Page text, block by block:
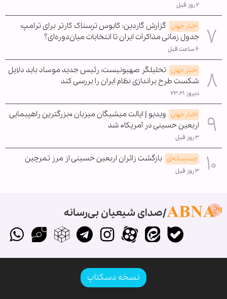
۲ روز قبل
اخبار جهان گزارش گاردین: کابوس ترسناک کارتر برای ترامپ؛
جدول زمانی مذاکرات ایران تا انتخابات میان‌دوره‌ای؟
۶ ساعت قبل
اخبار جهان تحلیلگر صهیونیست: رئیس جدید موساد باید دلایل
شکست طرح براندازی نظام ایران را بررسی کند
دیروز ۲۳:۲۱
اخبار جهان ویدیو | ایالت میشیگان میزبان »بزرگترین راهپیمایی
اربعین حسینی در آمریکا« شد
۳ روز قبل
چندرسانه‌ای بازگشت زائران اربعین حسینی از مرز تمرچین
۳ روز قبل
صدای شیعیان بی‌رسانه
نسخه دسکتاپ